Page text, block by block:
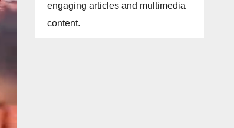
engaging articles and multimedia
content.